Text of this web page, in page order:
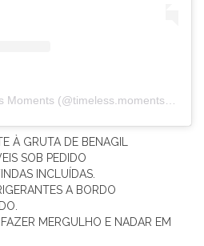
A post shared by Timeless Moments (@timeless.moments.yacht.charter)
À GRUTA DE BENAGIL
SOB PEDIDO
INCLUÍDAS.
A BORDO
MERGULHO E NADAR EM